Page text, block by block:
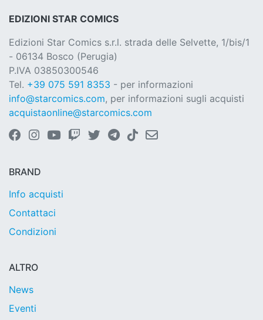
EDIZIONI STAR COMICS
Edizioni Star Comics s.r.l. strada delle Selvette, 1/bis/1
- 06134 Bosco (Perugia)
P.IVA 03850300546
Tel. +39 075 591 8353 - per informazioni
info@starcomics.com, per informazioni sugli acquisti
acquistaonline@starcomics.com
BRAND
Info acquisti
Contattaci
Condizioni
ALTRO
News
Eventi